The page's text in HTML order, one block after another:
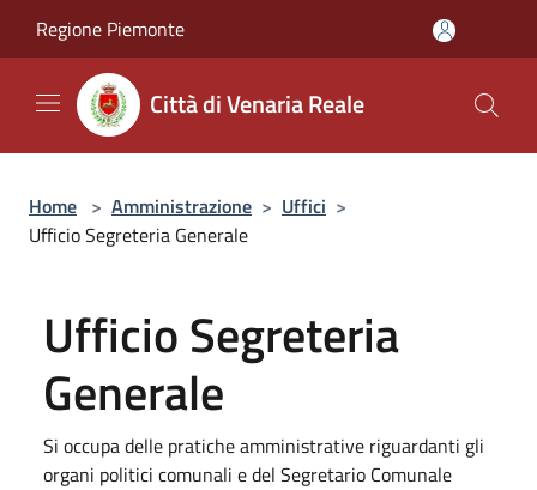
Regione Piemonte
Città di Venaria Reale
Home > Amministrazione > Uffici >
Ufficio Segreteria Generale
Ufficio Segreteria
Generale
Si occupa delle pratiche amministrative riguardanti gli
organi politici comunali e del Segretario Comunale